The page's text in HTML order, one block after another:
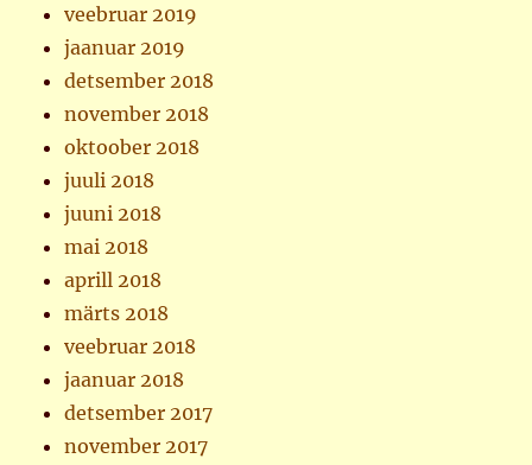
veebruar 2019
jaanuar 2019
detsember 2018
november 2018
oktoober 2018
juuli 2018
juuni 2018
mai 2018
aprill 2018
märts 2018
veebruar 2018
jaanuar 2018
detsember 2017
november 2017